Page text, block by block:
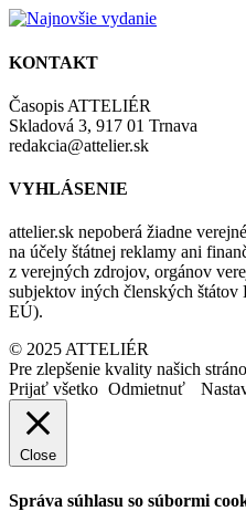
KONTAKT
Časopis ATTELIÉR
Skladová 3, 917 01 Trnava
redakcia@attelier.sk
VYHLÁSENIE
attelier.sk nepoberá žiadne
na účely štátnej reklamy ani
z verejných zdrojov, orgánov
subjektov iných členských štátov
EÚ).
© 2025 ATTELIÉR
Pre zlepšenie kvality našich
Prijať všetko Odmietnuť
Close
Správa súhlasu so súbormi